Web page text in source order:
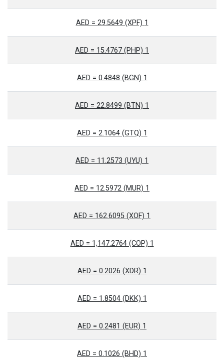
1 AED = 29.5649 (XPF)
1 AED = 15.4767 (PHP)
1 AED = 0.4848 (BGN)
1 AED = 22.8499 (BTN)
1 AED = 2.1064 (GTQ)
1 AED = 11.2573 (UYU)
1 AED = 12.5972 (MUR)
1 AED = 162.6095 (XOF)
1 AED = 1,147.2764 (COP)
1 AED = 0.2026 (XDR)
1 AED = 1.8504 (DKK)
1 AED = 0.2481 (EUR)
1 AED = 0.1026 (BHD)